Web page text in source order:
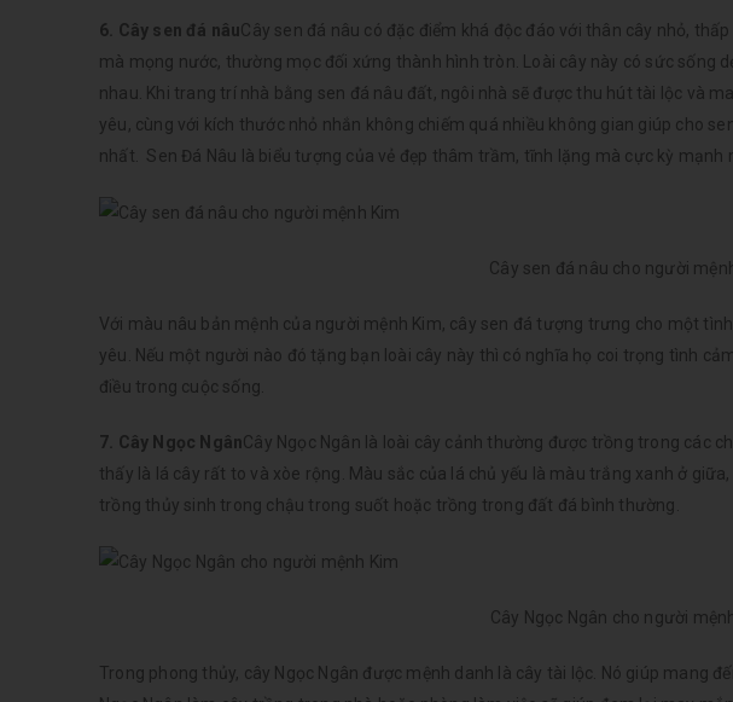
6. Cây sen đá nâuCây sen đá nâu có đặc điểm khá độc đáo với thân cây nhỏ,
mà mọng nước, thường mọc đối xứng thành hình tròn. Loài cây này có sức sống
nhau. Khi trang trí nhà bằng sen đá nâu đất, ngôi nhà sẽ được thu hút tài lộc và
yêu, cùng với kích thước nhỏ nhắn không chiếm quá nhiều không gian giúp cho
nhất. Sen Đá Nâu là biểu tượng của vẻ đẹp thâm trầm, tĩnh lặng mà cực kỳ mạnh
Cây sen đá nâu cho người
Với màu nâu bản mệnh của người mệnh Kim, cây sen đá tượng trưng cho một
yêu. Nếu một người nào đó tặng bạn loài cây này thì có nghĩa họ coi trọng tình
điều trong cuộc sống.
7. Cây Ngọc NgânCây Ngọc Ngân là loài cây cảnh thường được trồng trong các
thấy là lá cây rất to và xòe rộng. Màu sắc của lá chủ yếu là màu trắng xanh ở
trồng thủy sinh trong chậu trong suốt hoặc trồng trong đất đá bình thường.
Cây Ngọc Ngân cho người
Trong phong thủy, cây Ngọc Ngân được mệnh danh là cây tài lộc. Nó giúp mang